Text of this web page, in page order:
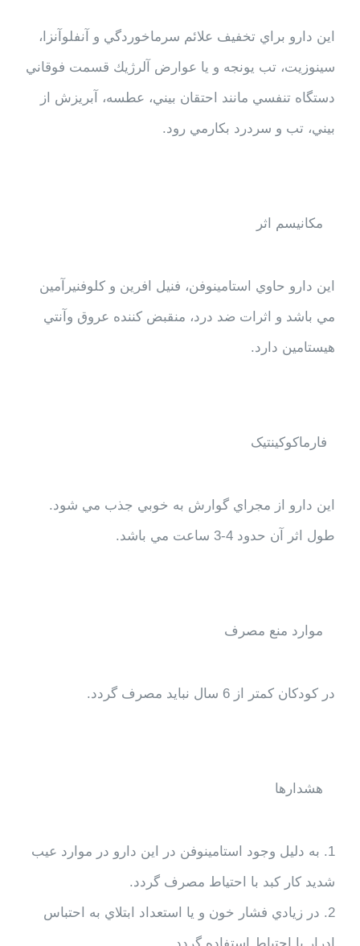
اين دارو براي تخفيف علائم سرماخوردگي و آنفلوآنزا،
سينوزيت، تب يونجه و يا عوارض آلرژيك قسمت فوقاني
دستگاه تنفسي مانند احتقان بيني، عطسه، آبريزش از
بيني، تب و سردرد بكارمي رود.
مکانیسم اثر
اين دارو حاوي استامينوفن، فنيل افرين و كلوفنيرآمين
مي باشد و اثرات ضد درد، منقبض كننده عروق وآنتي
هيستامين دارد.
فارماکوکينتيک
اين دارو از مجراي گوارش به خوبي جذب مي شود.
طول اثر آن حدود 4-3 ساعت مي باشد.
موارد منع مصرف
در كودكان كمتر از 6 سال نبايد مصرف گردد.
هشدارها
1. به دليل وجود استامينوفن در اين دارو در موارد عيب
شديد كار كبد با احتياط مصرف گردد.
2. در زيادي فشار خون و يا استعداد ابتلاي به احتباس